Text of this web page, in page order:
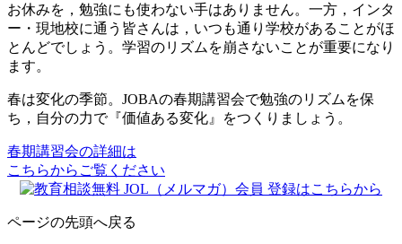
お休みを，勉強にも使わない手はありません。一方，インタ
ー・現地校に通う皆さんは，いつも通り学校があることがほ
とんどでしょう。学習のリズムを崩さないことが重要になり
ます。
春は変化の季節。JOBAの春期講習会で勉強のリズムを保
ち，自分の力で『価値ある変化』をつくりましょう。
春期講習会の詳細は
こちらからご覧ください
ページの先頭へ戻る